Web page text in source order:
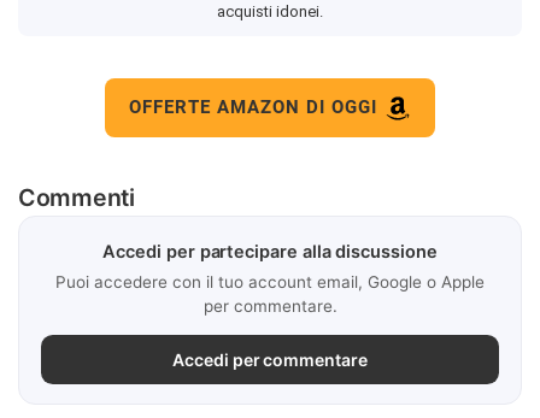
acquisti idonei.
OFFERTE AMAZON DI OGGI
Commenti
Accedi per partecipare alla discussione
Puoi accedere con il tuo account email, Google o Apple
per commentare.
Accedi per commentare